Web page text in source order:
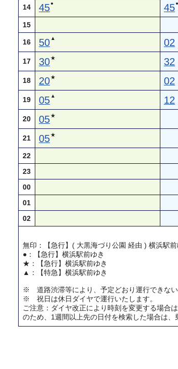
14 45● 45●
15
16 50 ▲ 02
17 30★ 32
18 20★ 02
19 05 ▲ 12
20 05★
21 05★
22
23
00
01
02
無印：【急行】( 大黒海づり公園 経由 ) 横浜駅前
●：【急行】横浜駅前ゆき
★：【急行】横浜駅前ゆき
▲：【特急】横浜駅前ゆき
※ 道路渋滞等により、予定どおり運行できない
※ 祝日は休日ダイヤで運行いたします。
ご注意：ダイヤ改正により時刻を変更する場合
のため、1週間以上先の日付を検索した場合は、